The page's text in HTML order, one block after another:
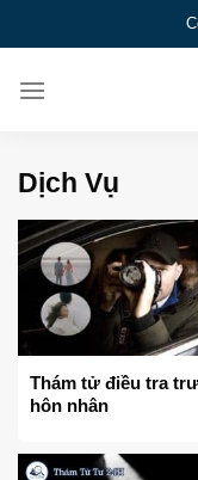
qua
dung
Dịch Vụ
Thám tử điều tra
hôn nhân